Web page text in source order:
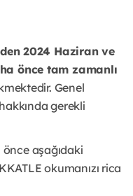
2024 Haziran ve
önce tam zamanlı
Genel
gerekli
aşağıdaki
okumanızı rica